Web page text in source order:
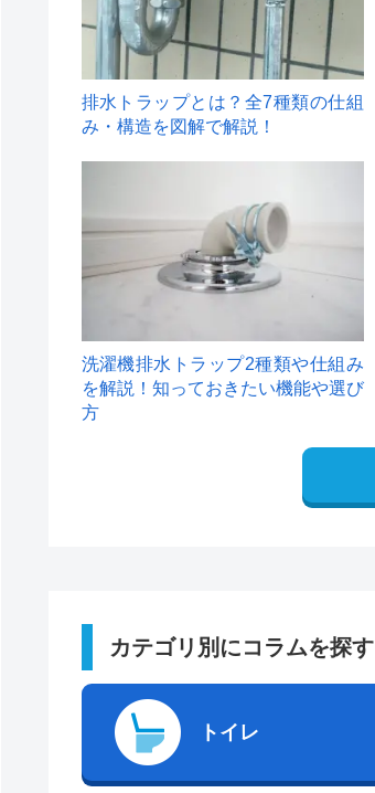
排水トラップとは？全7種類の仕組
み・構造を図解で解説！
洗濯機排水トラップ2種類や仕組み
を解説！知っておきたい機能や選び
方
カテゴリ別にコラムを探す
トイレ